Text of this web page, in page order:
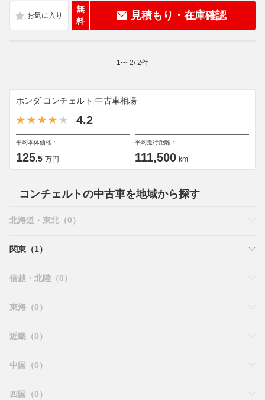
無
料
見積もり・在庫確認
1 〜 2/2件
ホンダ コンチェルト 中古車相場
4.2
平均本体価格：
125.5 万円
平均走行距離：
111,500 km
コンチェルトの中古車を地域から探す
北海道・東北（0）
関東（1）
信越・北陸（0）
東海（0）
近畿（0）
中国（0）
四国（0）